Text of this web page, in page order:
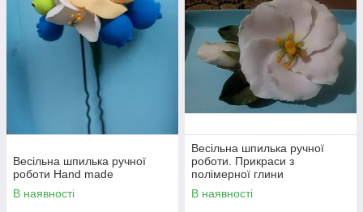
Весільна шпилька ручної
роботи Hand made
В наявності
Весільна шпилька ручної
роботи. Прикраси з
полімерної глини
В наявності